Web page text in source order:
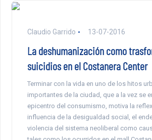
Claudio Garrido 13-07-2016
La deshumanización como
suicidios en el Costanera Center
Terminar con la vida en uno de los hitos
importantes de la ciudad, que a la vez se
epicentro del consumismo, motiva la
influencia de la desigualdad social, el
violencia del sistema neoliberal como